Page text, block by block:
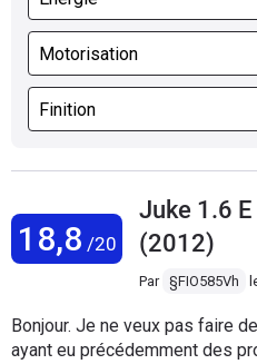
18,8 /20
Juke 1.6
(2012)
Par §FIO585Vh
Bonjour. Je ne veux pas faire
ayant eu précédemment des